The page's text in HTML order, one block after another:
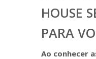
HOUSE
PARA
Ao conhecer